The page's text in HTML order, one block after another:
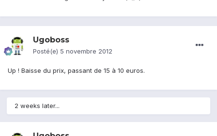
Ugoboss
Posté(e) 5 novembre 2012
Up ! Baisse du prix, passant de 15 à 10 euros.
2 weeks later...